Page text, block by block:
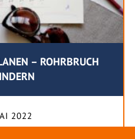
– ROHRBRUCH
2022